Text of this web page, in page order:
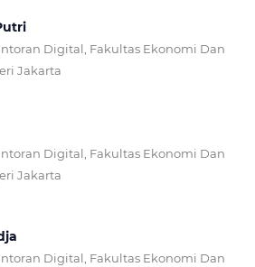
Digital, Fakultas Ekonomi Dan
Jakarta
Digital, Fakultas Ekonomi Dan
Jakarta
Digital, Fakultas Ekonomi Dan